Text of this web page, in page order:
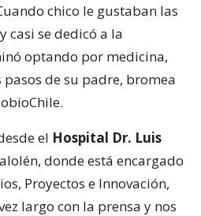
chico le gustaban las
casi se dedicó a la
optando por medicina,
pasos de su padre, bromea
el Hospital Dr. Luis
donde está encargado
Proyectos e Innovación,
largo con la prensa y nos